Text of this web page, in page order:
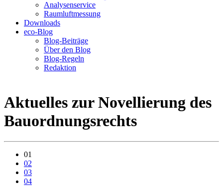
Analysenservice
Raumluftmessung
Downloads
eco-Blog
Blog-Beiträge
Über den Blog
Blog-Regeln
Redaktion
Aktuelles zur Novellierung des
Bauordnungsrechts
01
02
03
04